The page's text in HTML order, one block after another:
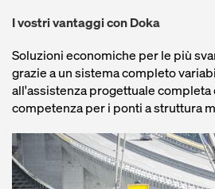
I vostri vantaggi con Doka
Soluzioni economiche per le più
grazie a un sistema completo
all'assistenza progettuale completa
competenza per i ponti a struttura